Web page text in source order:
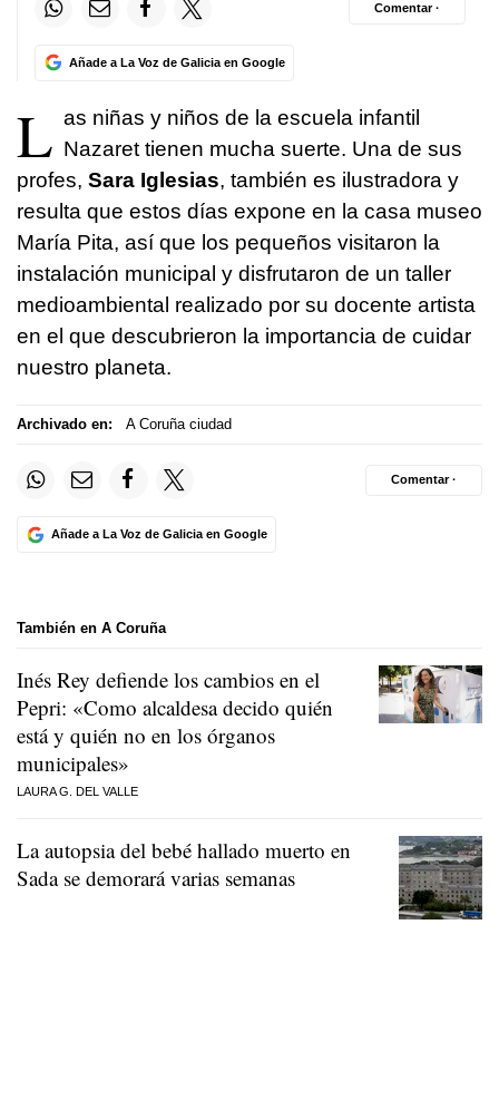
Añade a La Voz de Galicia en Google
Comentar ·
L as niñas y niños de la escuela infantil
Nazaret tienen mucha suerte. Una de sus
profes, Sara Iglesias, también es ilustradora y
resulta que estos días expone en la casa museo
María Pita, así que los pequeños visitaron la
instalación municipal y disfrutaron de un taller
medioambiental realizado por su docente artista
en el que descubrieron la importancia de cuidar
nuestro planeta.
Archivado en: A Coruña ciudad
Añade a La Voz de Galicia en Google
Comentar ·
También en A Coruña
Inés Rey defiende los cambios en el
Pepri: «Como alcaldesa decido quién
está y quién no en los órganos
municipales»
LAURA G. DEL VALLE
La autopsia del bebé hallado muerto en
Sada se demorará varias semanas